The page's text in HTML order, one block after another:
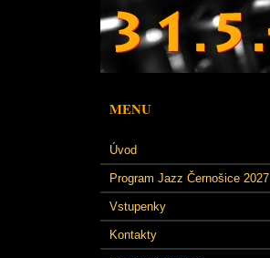
MENU
Úvod
Program Jazz Černošice 2027
Vstupenky
Kontakty